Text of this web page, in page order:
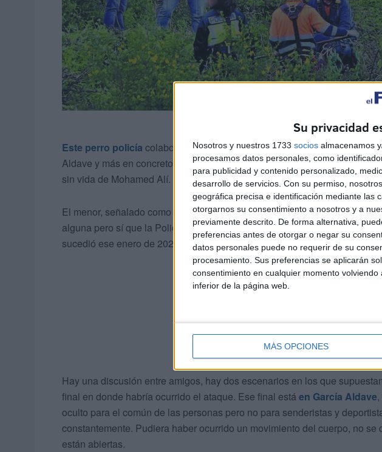
Su privacidad
Nosotros y nuestros 1733 socios almacenamos
procesamos datos personales, como
para publicidad y contenido personalizado,
desarrollo de servicios. Con su permiso,
geográfica precisa e identificación mediante las
otorgarnos su consentimiento a nosotros y a
previamente descrito. De forma alternativa,
preferencias antes de otorgar o negar su
datos personales puede no requerir de su
procesamiento. Sus preferencias se aplicarán
consentimiento en cualquier momento
inferior de la página web.
MÁS OPCIONES
Este perro policía colabora con el anatómico forense y desde esta
Aldave y más en concreto el terraplén dondedos de los detenidos
sin vida de Mohamed Alí.
El menor, señalado como presunto autor materialdel homicidio, no ha
alguna pero sí que la Policía cuenta con otras declaraciones sobre el
sucedió ese enero de 2022.
Hay una discusión entre amigos, hay dos escenarios en los que
final en donde habría ocurrido el ataque. Ese final está en García Aldave
oculto para el común de las personas pero no para senderistas y
constantemente. Pudiera haber ocurrido un movimiento del cuerpo, no se
están abiertas.